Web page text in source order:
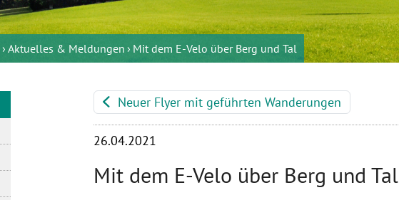
Aktuelles & Meldungen Mit dem E-Velo über Berg und Tal
Neuer Flyer mit geführten Wanderungen
26.04.2021
Mit dem E-Velo über Berg und Tal